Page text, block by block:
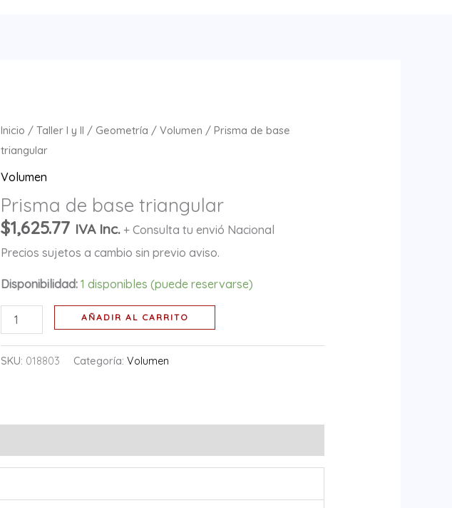
Inicio /Taller I y II / Geometría /Volumen / Prisma de base
triangular
Volumen
Prisma de base triangular
$1,625.77 IVA Inc. + Consulta tu envió Nacional
Precios sujetos a cambio sin previo aviso.
Disponibilidad: 1 disponibles (puede reservarse)
Prisma
de
base
cantidad
AÑADIR AL CARRITO
SKU: 018803 Categoría:Volumen